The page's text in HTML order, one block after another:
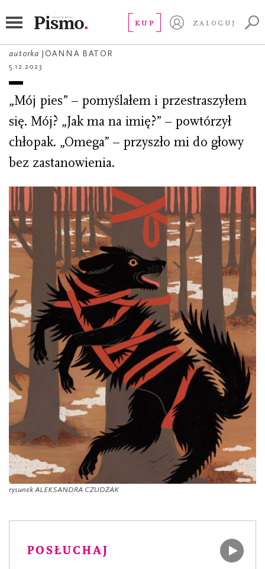
KUP ZALOGUJ
Ręce zegarmistrza
autorka JOANNA BATOR
5.12.2023
„Mój pies” – pomyślałem i przestraszyłem
się. Mój? „Jak ma na imię?” – powtórzył
chłopak. „Omega” – przyszło mi do głowy
bez zastanowienia.
rysunek ALEKSANDRA CZUDŻAK
POSŁUCHAJ